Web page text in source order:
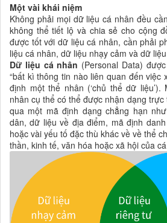
Một vài khái niệm
Không phải mọi dữ liệu cá nhân đều
không thể tiết lộ và chia sẻ cho cộng
được tốt với dữ liệu cá nhân, cần phải
liệu cá nhân, dữ liệu nhạy cảm và dữ
Dữ liệu cá nhân (Personal Data)
“bất kì thông tin nào liên quan đến việc
định một thể nhân (‘chủ thể dữ
nhân cụ thể có thể được nhận dạng
qua một mã định dạng chẳng hạn
dân, dữ liệu về địa điểm, mã định
hoặc vài yếu tố đặc thù khác về về thể
thần, kinh tế, văn hóa hoặc xã hội của